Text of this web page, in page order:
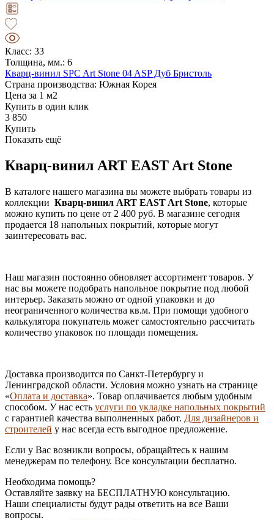
Класс: 33
Толщина, мм.: 6
Кварц-винил SPC Art Stone 04 ASP Дуб Бристоль
Страна производства: Южная Корея
Цена за 1 м2
Купить в один клик
3 850
Купить
Показать ещё
Кварц-винил ART EAST Art Stone
В каталоге нашего магазина вы можете выбрать товары из
коллекции Кварц-винил ART EAST Art Stone, которые
можно купить по цене от 2 400 руб. В магазине сегодня
продается 18 напольных покрытий, которые могут
заинтересовать вас.
Наш магазин постоянно обновляет ассортимент товаров. У
нас вы можете подобрать напольное покрытие под любой
интерьер. Заказать можно от одной упаковки и до
неограниченного количества кв.м. При помощи удобного
калькулятора покупатель может самостоятельно рассчитать
количество упаковок по площади помещения.
Доставка производится по Санкт-Петербургу и
Ленинградской области. Условия можно узнать на странице
«Оплата и доставка». Товар оплачивается любым удобным
способом. У нас есть услуги по укладке напольных покрытий
с гарантией качества выполненных работ. Для дизайнеров и
строителей у нас всегда есть выгодное предложение.
Если у Вас возникли вопросы, обращайтесь к нашим
менеджерам по телефону. Все консультации бесплатно.
Необходима помощь?
Оставляйте заявку на БЕСПЛАТНУЮ консультацию.
Наши специалисты будут рады ответить на все Ваши
вопросы.